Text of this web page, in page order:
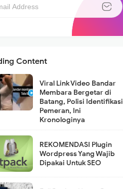
Content
Viral Link Video Bandar
Membara Bergetar di
Batang, Polisi Identifikasi
Pemeran, Ini
Kronologinya
REKOMENDASI Plugin
Wordpress Yang Wajib
Dipakai Untuk SEO